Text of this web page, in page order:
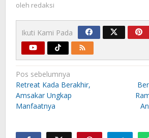
oleh redaksi
Ikuti Kami Pada
Navigasi
pos
Pos sebelumnya
Retreat Kada Berakhir,
Amsakar Ungkap
Manfaatnya